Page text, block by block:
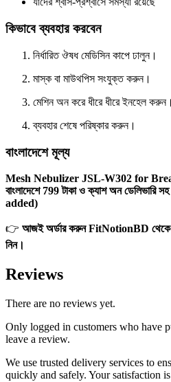
কিভাবে ব্যবহার করবেন
নির্ধারিত ঔষধ মেডিসিন কাপে ঢালুন।
মাস্ক বা মাউথপিস সংযুক্ত করুন।
মেশিন অন করে ধীরে ধীরে ইনহেল করুন।
ব্যবহার শেষে পরিষ্কার করুন।
বাংলাদেশে মূল্য
Mesh Nebulizer JSL-W302 for
বাংলাদেশে 799 টাকা ও ক্যাশ অন
added)
👉 আজই অর্ডার করুন FitNotionBD থেকে
নিন।
Reviews
There are no reviews yet.
Only logged in customers who have
leave a review.
We use trusted delivery services to
quickly and safely. Your satisfaction